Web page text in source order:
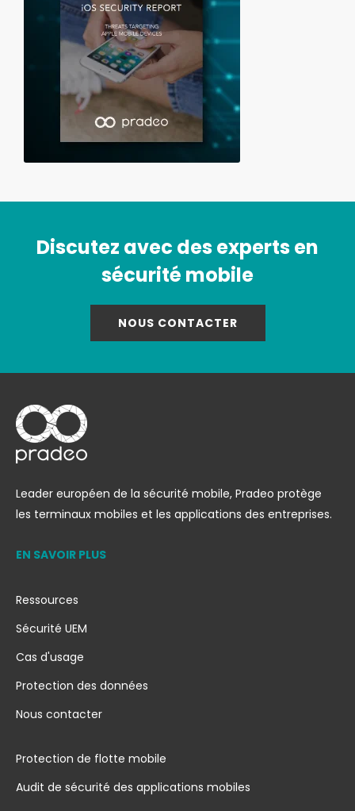
Discutez avec des experts en
sécurité mobile
NOUS CONTACTER
Leader européen de la sécurité mobile, Pradeo protège
les terminaux mobiles et les applications des entreprises.
EN SAVOIR PLUS
Ressources
Sécurité UEM
Cas d'usage
Protection des données
Nous contacter
Protection de flotte mobile
Audit de sécurité des applications mobiles